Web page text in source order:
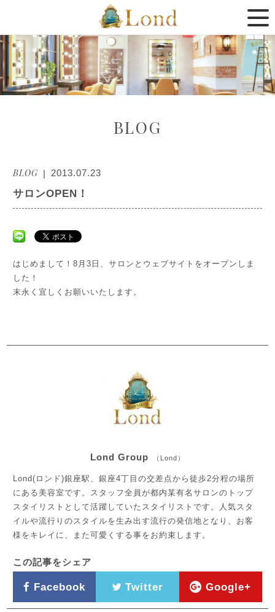
BLOG
BLOG 2013.07.23
サロンOPEN！
はじめまして！8月3日、サロンとウェブサイトをオープンしま
した！
末永く宜しくお願いいたします。
Lond Group （Lond）
Lond(ロンド)銀座駅、銀座4丁目の交差点から徒歩2分程の場所
にある美容室です。スタッフ全員が都内某有名サロンのトップ
スタイリストとして活躍していたスタイリストです。人気スタ
イルや流行りのスタイルを生み出す流行の発信地となり、お客
様をキレイに、また可愛くする事をお約束します。
この記事をシェア
Facebook Twitter Google+